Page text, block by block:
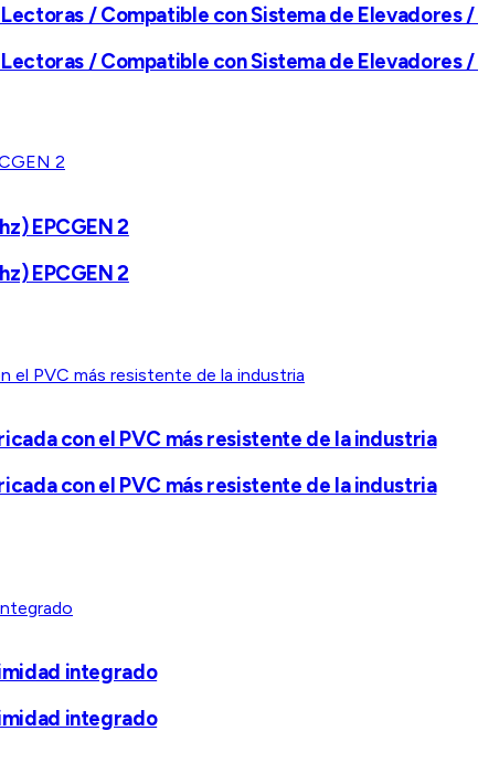
/ Compatible con Sistema de Elevadores
/ Compatible con Sistema de Elevadores
EPCGEN 2
EPCGEN 2
con el PVC más resistente de la industria
con el PVC más resistente de la industria
integrado
integrado